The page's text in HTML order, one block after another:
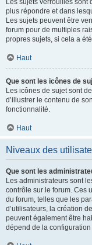
Les sujets verrouillés sont
plus répondre et dans
Les sujets peuvent être
forum pour de multiples
propres sujets, si cela a
Haut
Que sont les icônes de
Les icônes de sujet sont
d’illustrer le contenu de
fonctionnalité.
Haut
Niveaux des
Que sont les
Les administrateurs sont
contrôle sur le forum. Ces
du forum, telles que les
d’utilisateurs, la création
peuvent également être
dépend de la